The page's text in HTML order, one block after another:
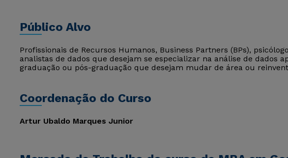
Público Alvo
Profissionais de Recursos Humanos, Business Partners (BPs),
analistas de dados que desejam se especializar na análise de dados
graduação ou pós-graduação que desejam mudar de área ou
Coordenação do Curso
Artur Ubaldo Marques Junior